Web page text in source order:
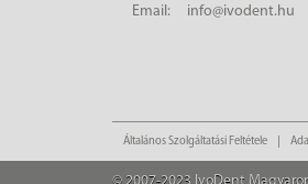
Email:
info@ivodent.hu
Általános Szolgáltatási Feltétele